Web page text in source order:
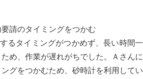
請のタイミングをつかむ
るタイミングがつかめず、長い時間一
め、作業が遅れがちでした。Ａさんに
グをつかむため、砂時計を利用してい